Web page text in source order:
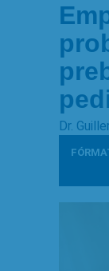
Dr.